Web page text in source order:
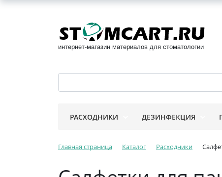
интернет-магазин материалов для стоматологии
РАСХОДНИКИ ДЕЗИНФЕКЦИЯ
Главная страница Каталог Расходники